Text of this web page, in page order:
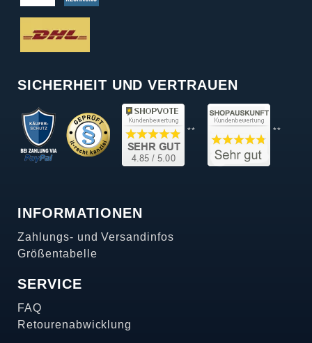
SICHERHEIT UND VERTRAUEN
** **
INFORMATIONEN
Zahlungs- und Versandinfos
Größentabelle
SERVICE
FAQ
Retourenabwicklung